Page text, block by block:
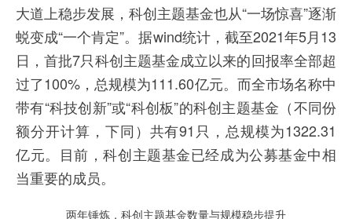
大道上稳步发展，科创主题基金也从“一场惊喜”逐渐
蜕变成“一个肯定”。据wind统计，截至2021年5月13
日，首批7只科创主题基金成立以来的回报率全部超
过了100%，总规模为111.60亿元。而全市场名称中
带有“科技创新”或“科创板”的科创主题基金（不同份
额分开计算，下同）共有91只，总规模为1322.31
亿元。目前，科创主题基金已经成为公募基金中相
当重要的成员。
两年锤炼，科创主题基金数量与规模稳步提升